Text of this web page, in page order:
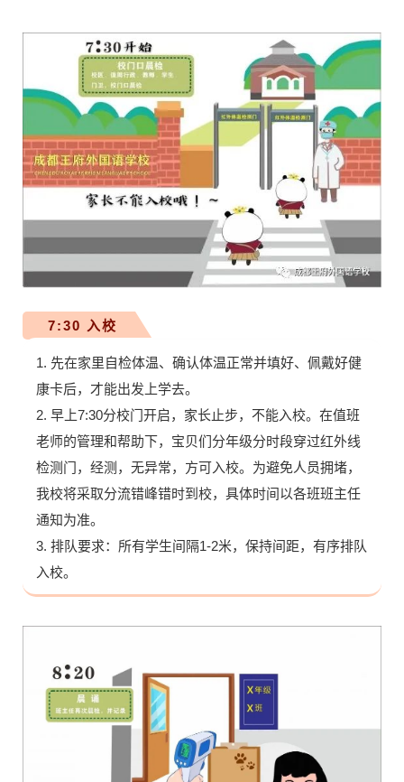
7:30 入校
1. 先在家里自检体温、确认体温正常并填好、佩戴好健
康卡后，才能出发上学去。
2. 早上7:30分校门开启，家长止步，不能入校。在值班
老师的管理和帮助下，宝贝们分年级分时段穿过红外线
检测门，经测，无异常，方可入校。为避免人员拥堵，
我校将采取分流错峰错时到校，具体时间以各班班主任
通知为准。
3. 排队要求：所有学生间隔1-2米，保持间距，有序排队
入校。